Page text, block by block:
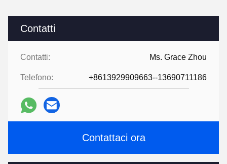
Contatti
Contatti: Ms. Grace Zhou
Telefono: +8613929909663--13690711186
Contattaci ora